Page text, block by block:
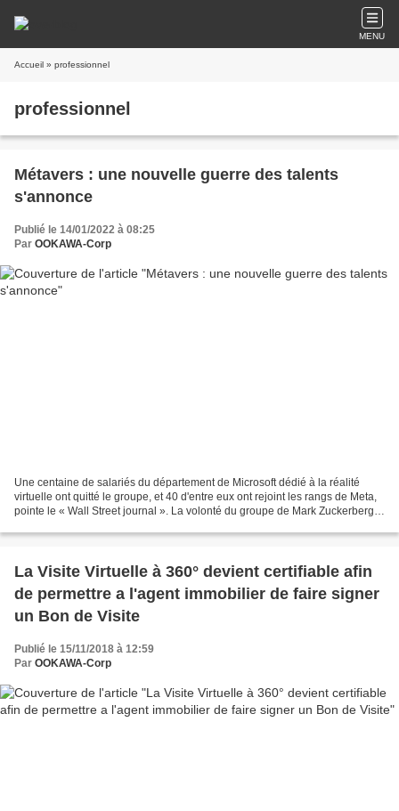
MENU
Accueil » professionnel
professionnel
Métavers : une nouvelle guerre des talents
s'annonce
Publié le 14/01/2022 à 08:25
Par OOKAWA-Corp
Une centaine de salariés du département de Microsoft dédié à la réalité
virtuelle ont quitté le groupe, et 40 d'entre eux ont rejoint les rangs de Meta,
pointe le « Wall Street journal ». La volonté du groupe de Mark Zuckerberg
La Visite Virtuelle à 360° devient certifiable afin
de permettre a l'agent immobilier de faire signer
un Bon de Visite
Publié le 15/11/2018 à 12:59
Par OOKAWA-Corp